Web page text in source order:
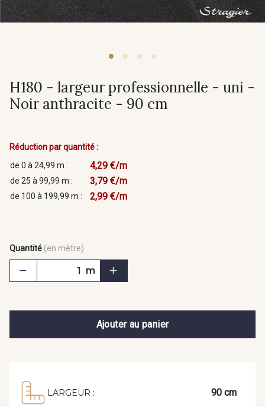
H180 - largeur professionnelle - uni -
Noir anthracite - 90 cm
Réduction par quantité :
de 0 à 24,99 m :
4,29 €/m
de 25 à 99,99 m : 3,79 €/m
de 100 à 199,99 m : 2,99 €/m
Quantité (en mètre)
m
Ajouter au panier
LARGEUR : 90 cm